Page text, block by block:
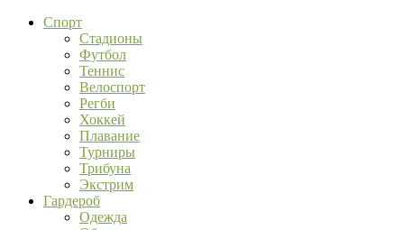
Спорт
Стадионы
Футбол
Теннис
Велоспорт
Регби
Хоккей
Плавание
Турниры
Трибуна
Экстрим
Гардероб
Одежда